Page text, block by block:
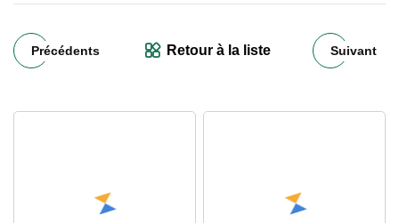
Précédents Retour à la liste Suivant